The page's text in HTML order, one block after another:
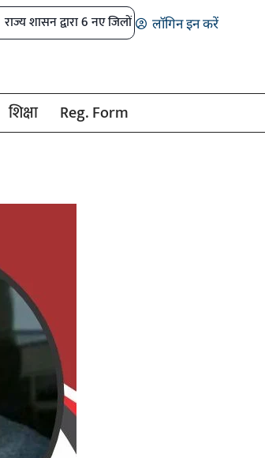
6 नए जिलों में खेल अधिकारियों के पदों को मंजूरी
लॉगिन इन करें
शिक्षा Reg. Form